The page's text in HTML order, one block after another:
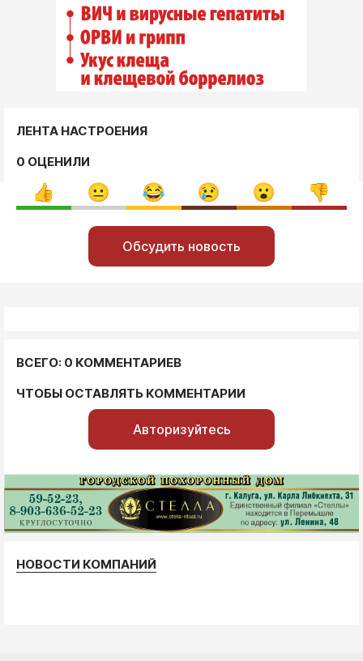
ЛЕНТА НАСТРОЕНИЯ
0 ОЦЕНИЛИ
Обсудить новость
ВСЕГО: 0 КОММЕНТАРИЕВ
ЧТОБЫ ОСТАВЛЯТЬ КОММЕНТАРИИ
Авторизуйтесь
НОВОСТИ КОМПАНИЙ